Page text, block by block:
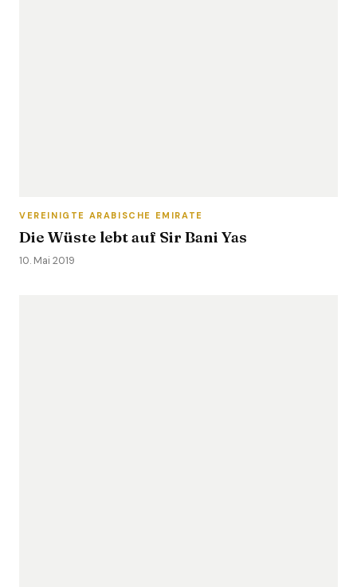
VEREINIGTE ARABISCHE EMIRATE
Die Wüste lebt auf Sir Bani Yas
10. Mai 2019